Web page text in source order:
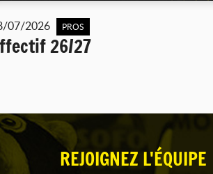
07/2026 PROS
26/27
REJOIGNEZ L'ÉQUIPE